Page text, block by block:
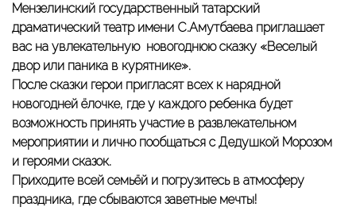
Мензелинский государственный татарский
драматический театр имени С.Амутбаева приглашает
вас на увлекательную новогоднюю сказку «Веселый
двор или паника в курятнике».
После сказки герои пригласят всех к нарядной
новогодней ёлочке, где у каждого ребенка будет
возможность принять участие в развлекательном
мероприятии и лично пообщаться с Дедушкой Морозом
и героями сказок.
Приходите всей семьёй и погрузитесь в атмосферу
праздника, где сбываются заветные мечты!